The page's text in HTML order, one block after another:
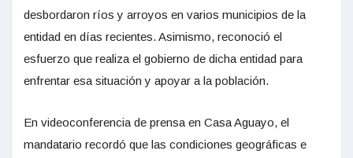
desbordaron ríos y arroyos en varios municipios de la
entidad en días recientes. Asimismo, reconoció el
esfuerzo que realiza el gobierno de dicha entidad para
enfrentar esa situación y apoyar a la población.
En videoconferencia de prensa en Casa Aguayo, el
mandatario recordó que las condiciones geográficas e